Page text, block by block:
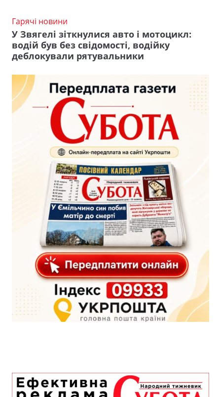
Гарячі новини
У Звягелі зіткнулися авто і мотоцикл:
водій був без свідомості, водійку
деблокували рятувальники